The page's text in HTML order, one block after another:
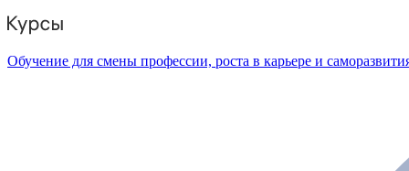
Обучение для смены профессии, роста в карьере и